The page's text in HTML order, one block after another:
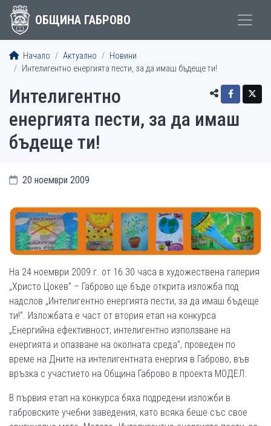
ОБЩИНА ГАБРОВО
Начало Актуално
Новини
Интелигентно енергията пести, за да имаш бъдеще ти!
Интелигентно
енергията пести, за да имаш
бъдеще ти!
20 ноември 2009
На 24 ноември 2009 г. от 16.30 часа в художествена галерия
„Христо Цокев” – Габрово ще бъде открита изложба под
надслов „Интелигентно енергията пести, за да имаш бъдеще
ти!”. Изложбата е част от втория етап на конкурса
„Енергийна ефективност, интелигентно използване на
енергията и опазване на околната среда”, проведен по
време на Дните на интелигентната енергия в Габрово, във
връзка с участието на Община Габрово в проекта МОДЕЛ.
В първия етап на конкурса бяха подредени изложби в
габровските учебни заведения, като всяка беше със свое